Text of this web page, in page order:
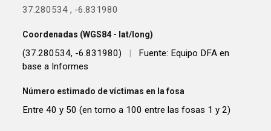
37.280534 , -6.831980
Coordenadas (WGS84 - lat/long)
(37.280534, -6.831980) |
Fuente: Equipo DFA en
base a Informes
Número estimado de víctimas en la fosa
Entre 40 y 50 (en torno a 100 entre las fosas 1 y 2)